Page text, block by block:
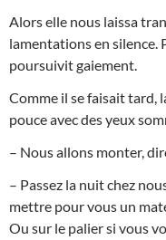
Alors elle nous laissa
lamentations en silence.
poursuivit gaiement.
Comme il se faisait tard,
pouce avec des yeux
– Nous allons monter,
– Passez la nuit chez
mettre pour vous un
Ou sur le palier si vous